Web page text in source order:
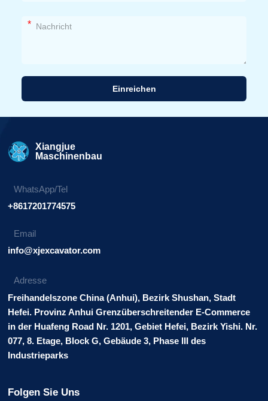
*
Einreichen
Xiangjue
Maschinenbau
WhatsApp/Tel
+8617201774575
Email
info@xjexcavator.com
Adresse
Freihandelszone China (Anhui), Bezirk Shushan, Stadt
Hefei. Provinz Anhui Grenzüberschreitender E-Commerce
in der Huafeng Road Nr. 1201, Gebiet Hefei, Bezirk Yishi. Nr.
077, 8. Etage, Block G, Gebäude 3, Phase III des
Industrieparks
Folgen Sie Uns